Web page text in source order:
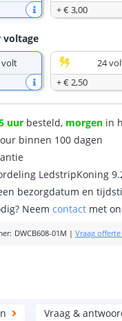
+€ 3,00
voltage
volt
24
+€ 2,50
uur besteld, morgen in
binnen 100 dagen
LedstripKoning
bezorgdatum en
Neemcontact met
: DWCB608-01M | Vraag offerte
Vraag &